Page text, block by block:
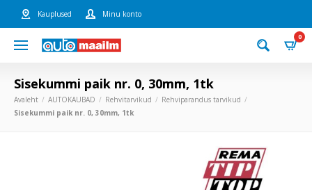
Kauplused Minu konto
0
Sisekummi paik nr. 0, 30mm, 1tk
Avaleht AUTOKAUBAD Rehvitarvikud
Rehviparandus tarvikud
Sisekummi paik nr. 0, 30mm, 1tk